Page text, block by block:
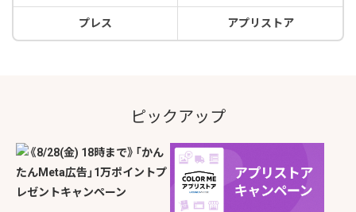
プレス アプリストア
ピックアップ